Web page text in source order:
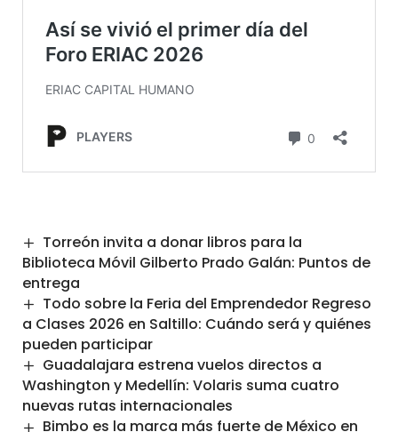
Torreón invita a donar libros para la
Biblioteca Móvil Gilberto Prado Galán: Puntos de
entrega
Todo sobre la Feria del Emprendedor Regreso
a Clases 2026 en Saltillo: Cuándo será y quiénes
pueden participar
Guadalajara estrena vuelos directos a
Washington y Medellín: Volaris suma cuatro
nuevas rutas internacionales
Bimbo es la marca más fuerte de México en